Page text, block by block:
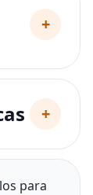
+
+
para